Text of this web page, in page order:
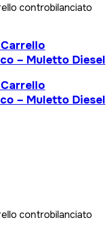
– Muletto Diesel
– Muletto Diesel